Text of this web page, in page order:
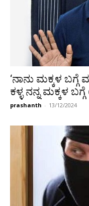
‘ನಾನು ಮಕ್ಕಳ
ಕಳ್ಳ ನನ್ನ ಮಕ್ಕಳ ಬಗ್ಗೆ
prashanth - 13/12/2024